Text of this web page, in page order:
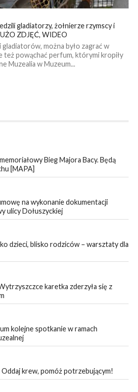
gladiatorzy, żołnierze rzymscy i
ZDJĘĆ, WIDEO
można było zagrać w
też powąchać perfum, którymi kropiły
Muzealia w Muzeum...
Bieg Majora Bacy. Będą
[MAPA]
na wykonanie dokumentacji
ulicy Dołuszyckiej
dzieci, blisko rodziców – warsztaty dla
karetka zderzyła się z
kolejne spotkanie w ramach
krew, pomóż potrzebującym!